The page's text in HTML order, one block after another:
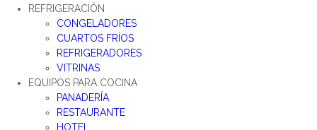
REFRIGERACIÓN
CONGELADORES
CUARTOS FRÍOS
REFRIGERADORES
VITRINAS
EQUIPOS PARA COCINA
PANADERÍA
RESTAURANTE
HOTEL